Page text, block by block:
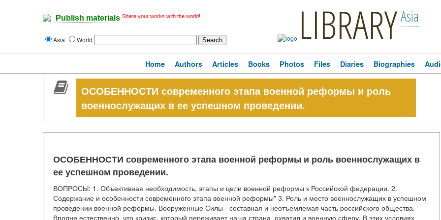
Publish materials Share your works with the world!
Asia World LIBRARYAsia
Home Authors Articles Books Photos Files Diaries Biographies
ОСОБЕННОСТИ современного этапа военной реформы и роль
военнослужащих в ее успешном проведении.
ОСОБЕННОСТИ современного этапа военной реформы и роль военнослужащих в
ее успешном проведении.
ВОПРОСЫ: 1. Объективная необходимость, этапы и цели военной реформы к Российской федерации. 2.
Содержание и особенности современного этапа военной реформы" 3. Роль и место военнослужащих в успешном
проведении военной реформы. Вооруженные Силы - составная и неотъемлемая часть российского общества.
Вполне естественно, что кризис, который переживает наша страна, охватил и военную сферу. В этих условиях